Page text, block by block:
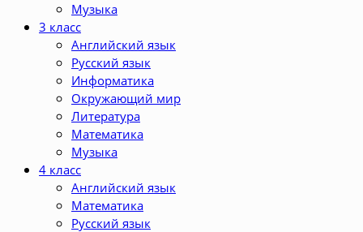
Музыка
3 класс
Английский язык
Русский язык
Информатика
Окружающий мир
Литература
Математика
Музыка
4 класс
Английский язык
Математика
Русский язык